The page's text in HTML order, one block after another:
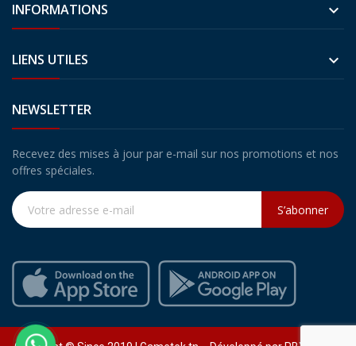
INFORMATIONS 
LIENS UTILES 
NEWSLETTER
Recevez des mises à jour par e-mail sur nos promotions et nos
offres spéciales.
S’abonner